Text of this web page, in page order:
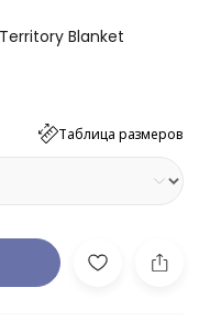
Blanket
Таблица размеров